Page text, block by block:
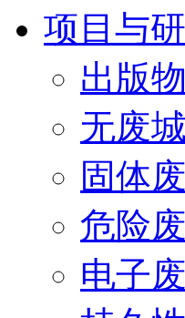
项目与
出版物
无废
固体
危险
电子